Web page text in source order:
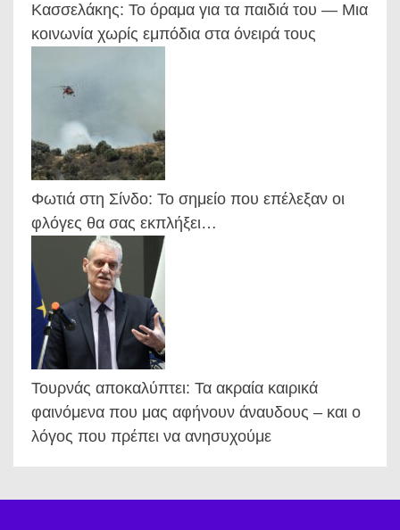
Κασσελάκης: Το όραμα για τα παιδιά του — Μια
κοινωνία χωρίς εμπόδια στα όνειρά τους
Φωτιά στη Σίνδο: Το σημείο που επέλεξαν οι
φλόγες θα σας εκπλήξει…
Τουρνάς αποκαλύπτει: Τα ακραία καιρικά
φαινόμενα που μας αφήνουν άναυδους – και ο
λόγος που πρέπει να ανησυχούμε